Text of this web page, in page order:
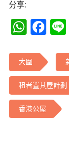
分享:
大圍
租者置其屋計劃
香港公屋